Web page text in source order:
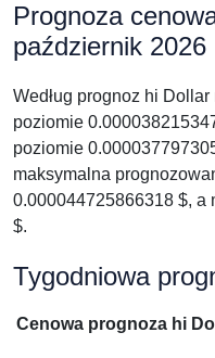
Prognoza
październik 2026
Według prognoz hi
poziomie
poziomie
maksymalna
0.000044725866318 $, a
$.
Tygodniowa
Cenowa prognoza hi